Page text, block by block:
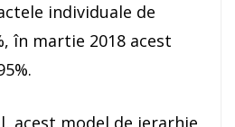
individuale de
în martie 2018 acest
acest model de ierarhie